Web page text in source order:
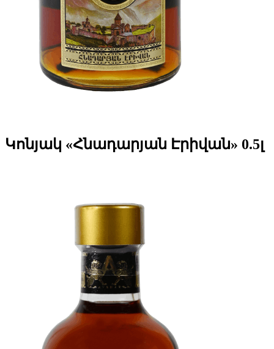
Կոնյակ «Հնադարյան Էրիվան» 0.5լ